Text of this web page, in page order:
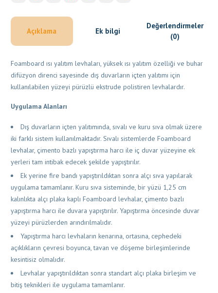
Açıklama Ek bilgi
Değerlendirmeler
(0)
Foamboard ısı yalıtım levhaları, yüksek ısı yalıtım özelliği ve buhar
difüzyon direnci sayesinde dış duvarların içten yalıtımı için
kullanılabilen yüzeyi pürüzlü ekstrude polistiren levhalardır.
Uygulama Alanları
Dış duvarların içten yalıtımında, sıvalı ve kuru sıva olmak üzere
iki farklı sistem kullanılmaktadır. Sıvalı sistemlerde Foamboard
levhalar, çimento bazlı yapıştırma harcı ile iç duvar yüzeyine ek
yerleri tam intibak edecek şekilde yapıştırılır.
Ek yerine fire bandı yapıştırıldıktan sonra alçı sıva yapılarak
uygulama tamamlanır. Kuru sıva sisteminde, bir yüzü 1,25 cm
kalınlıkta alçı plaka kaplı Foamboard levhalar, çimento bazlı
yapıştırma harcı ile duvara yapıştırılır. Yapıştırma öncesinde duvar
yüzeyi pürüzlerden arındırılmalıdır.
Yapıştırma harcı levhaların kenarına, ortasına, cephedeki
açıklıkların çevresi boyunca, tavan ve döşeme birleşimlerinde
kesintisiz olmalıdır.
Levhalar yapıştırıldıktan sonra standart alçı plaka birleşim ve
bitiş teknikleri ile uygulama tamamlanır.